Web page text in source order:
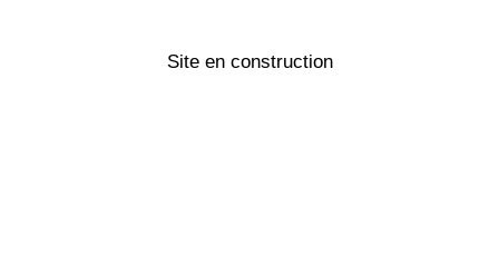
Site en construction